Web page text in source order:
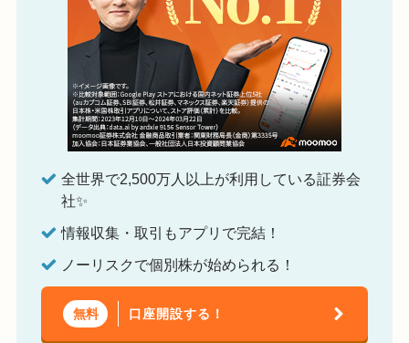
全世界で2,500万人以上が利用している証券会
社✨
情報収集・取引もアプリで完結！
ノーリスクで個別株が始められる！
無料 口座開設する！